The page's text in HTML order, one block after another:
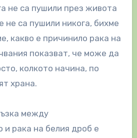
не са пушили през живота
не са пушили никога, бихме
какво е причинило рака на
показват, че може да
колкото начина, по
храна.
между
рака на белия дроб е